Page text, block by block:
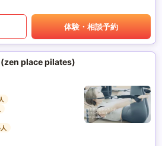
体験・相談予約
(zen place pilates)